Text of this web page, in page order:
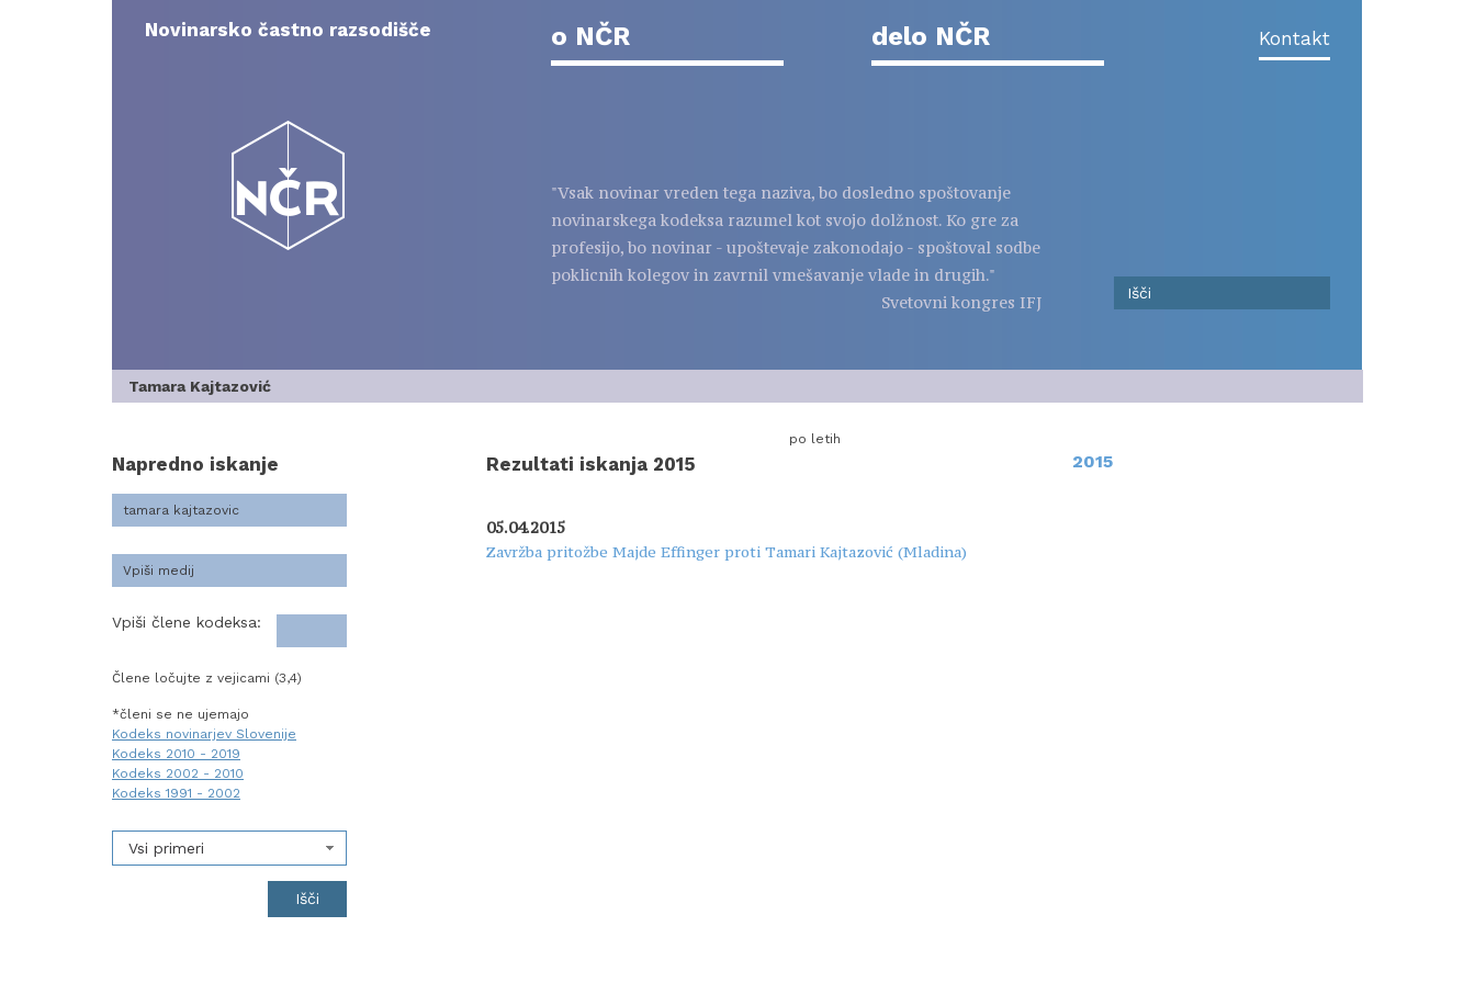
contentNovinarsko častno razsodišče o NČR delo NČR Kontakt
"Vsak novinar vreden tega naziva, bo dosledno spoštovanje
novinarskega kodeksa razumel kot svojo dolžnost. Ko gre za
profesijo, bo novinar - upoštevaje zakonodajo - spoštoval sodbe
poklicnih kolegov in zavrnil vmešavanje vlade in drugih."
Svetovni kongres IFJ
Tamara Kajtazović
Napredno iskanje
Vpiši člene kodeksa:
Člene ločujte z vejicami (3,4)
*členi se ne ujemajo
Kodeks novinarjev Slovenije
Kodeks 2010 - 2019
Kodeks 2002 - 2010
Kodeks 1991 - 2002
Vsi primeri
Rezultati iskanja 2015
po letih
2015
05.04.2015
Zavržba pritožbe Majde Effinger proti Tamari Kajtazović (Mladina)